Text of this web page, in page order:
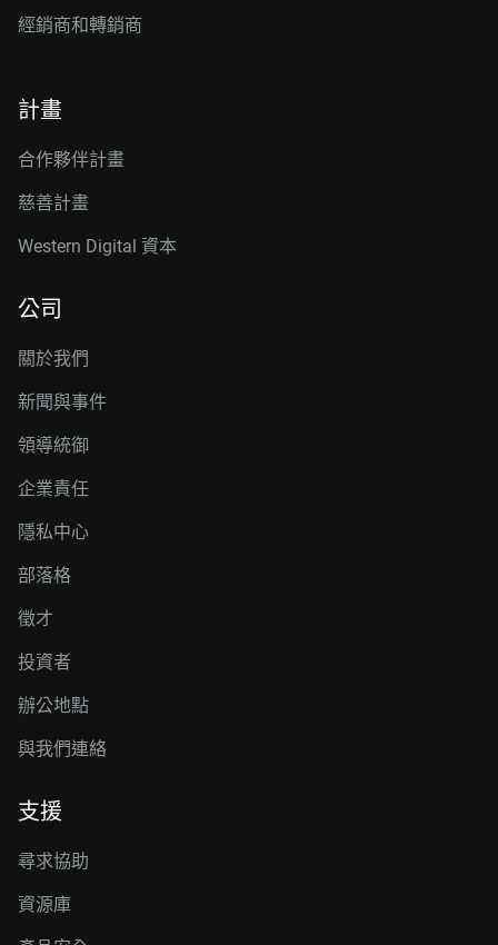
經銷商和轉銷商
計畫
合作夥伴計畫
慈善計畫
Western Digital 資本
公司
關於我們
新聞與事件
領導統御
企業責任
隱私中心
部落格
徵才
投資者
辦公地點
與我們連絡
支援
尋求協助
資源庫